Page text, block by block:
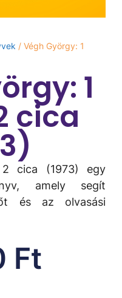
/ Végh György: 1
1
cica
cica (1973) egy
amely segít
és az olvasási
Ft